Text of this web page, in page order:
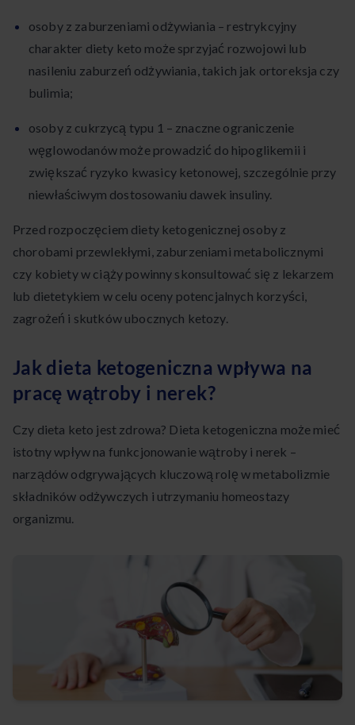
osoby z zaburzeniami odżywiania – restrykcyjny
charakter diety keto może sprzyjać rozwojowi lub
nasileniu zaburzeń odżywiania, takich jak ortoreksja czy
bulimia;
osoby z cukrzycą typu 1 – znaczne ograniczenie
węglowodanów może prowadzić do hipoglikemii i
zwiększać ryzyko kwasicy ketonowej, szczególnie przy
niewłaściwym dostosowaniu dawek insuliny.
Przed rozpoczęciem diety ketogenicznej osoby z
chorobami przewlekłymi, zaburzeniami metabolicznymi
czy kobiety w ciąży powinny skonsultować się z lekarzem
lub dietetykiem w celu oceny potencjalnych korzyści,
zagrożeń i skutków ubocznych ketozy.
Jak dieta ketogeniczna wpływa na
pracę wątroby i nerek?
Czy dieta keto jest zdrowa? Dieta ketogeniczna może mieć
istotny wpływ na funkcjonowanie wątroby i nerek –
narządów odgrywających kluczową rolę w metabolizmie
składników odżywczych i utrzymaniu homeostazy
organizmu.